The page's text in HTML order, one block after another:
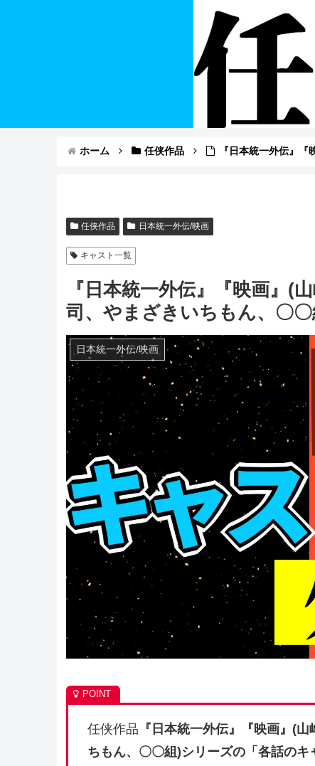
ホーム 任侠作品 『日本統一外伝』
任侠作品 日本統一外伝/映画
キャスト一覧
『日本統一外伝』『映画』(
司、やまざきいちもん、〇
日本統一外伝/映画
任侠作品 『日本統一外伝』『映画』(
ちもん、〇〇組)シリーズの「各話のキ